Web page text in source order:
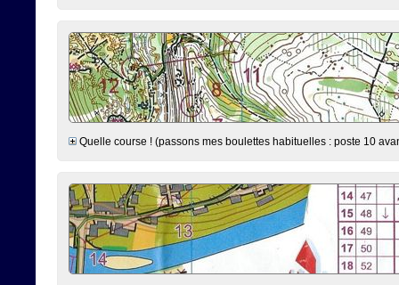
Quelle course ! (passons mes boulettes habituelles : poste 10